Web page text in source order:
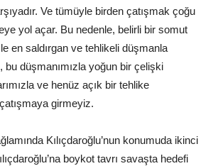
Ve tümüyle birden çatışmak çoğu
yol açar. Bu nedenle, belirli bir somut
en saldırgan ve tehlikeli düşmanla
bu düşmanımızla yoğun bir çelişki
ve henüz açık bir tehlike
girmeyiz.
Kılıçdaroğlu’nun konumuda ikinci
boykot tavrı savaşta hedefi